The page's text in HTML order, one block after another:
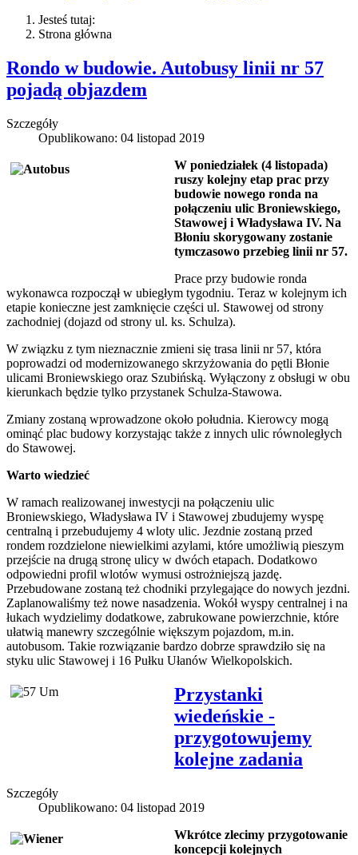
Jesteś tutaj:
Strona główna
Rondo w budowie. Autobusy linii nr 57
pojadą objazdem
Szczegóły
Opublikowano: 04 listopad 2019
W poniedziałek (4 listopada)
ruszy kolejny etap prac przy
budowie nowego ronda na
połączeniu ulic Broniewskiego,
Stawowej i Władysława IV. Na
Błoniu skorygowany zostanie
tymczasowo przebieg linii nr 57.
Prace przy budowie ronda
wykonawca rozpoczął w ubiegłym tygodniu. Teraz w kolejnym ich
etapie konieczne jest zamknięcie części ul. Stawowej od strony
zachodniej (dojazd od strony ul. ks. Schulza).
W związku z tym nieznacznie zmieni się trasa linii nr 57, która
poprowadzi od modernizowanego skrzyżowania do pętli Błonie
ulicami Broniewskiego oraz Szubińską. Wyłączony z obsługi w obu
kierunkach będzie tylko przystanek Schulza-Stawowa.
Zmiany zostaną wprowadzone około południa. Kierowcy mogą
ominąć plac budowy korzystając także z innych ulic równoległych
do Stawowej.
Warto wiedzieć
W ramach realizowanej inwestycji na połączeniu ulic
Broniewskiego, Władysława IV i Stawowej zbudujemy wyspę
centralną i przebudujemy 4 wloty ulic. Jezdnie zostaną przed
rondem rozdzielone niewielkimi azylami, które umożliwią pieszym
przejście na drugą stronę ulicy w dwóch etapach. Dodatkowo
odpowiedni profil wlotów wymusi ostrożniejszą jazdę.
Przebudowane zostaną też chodniki przylegające do nowych jezdni.
Zaplanowaliśmy też nowe nasadzenia. Wokół wyspy centralnej i na
łukach wydzielimy dodatkowe, zabrukowane powierzchnie, które
ułatwią manewry szczególnie większym pojazdom, m.in.
autobusom. Takie rozwiązanie bardzo dobrze sprawdziło się na
styku ulic Stawowej i 16 Pułku Ułanów Wielkopolskich.
Przystanki
wiedeńskie -
przygotowujemy
kolejne zadania
Szczegóły
Opublikowano: 04 listopad 2019
Wkrótce zlecimy przygotowanie
koncepcji kolejnych